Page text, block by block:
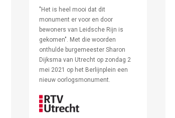
"Het is heel mooi dat dit
monument er voor en door
bewoners van Leidsche Rijn is
gekomen". Met die woorden
onthulde burgemeester Sharon
Dijksma van Utrecht op zondag 2
mei 2021 op het Berlijnplein een
nieuw oorlogsmonument.